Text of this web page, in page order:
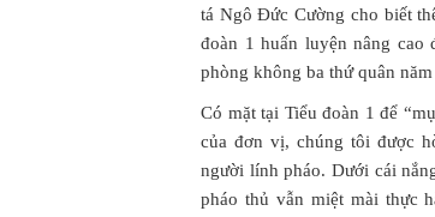
tá Ngô Đức Cường cho biết
đoàn 1 huấn luyện nâng cao
phòng không ba thứ quân
Có mặt tại Tiểu đoàn 1 để
của đơn vị, chúng tôi được
người lính pháo. Dưới cái
pháo thủ vẫn miệt mài thực